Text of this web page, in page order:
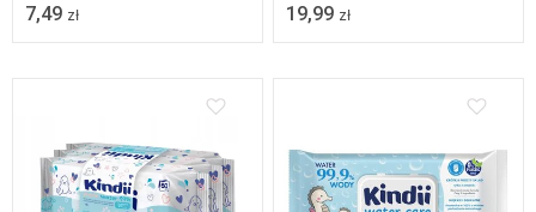
7,49 zł 19,99 zł